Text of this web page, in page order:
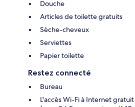
Douche
Articles de toilette gratuits
Sèche-cheveux
Serviettes
Papier toilette
Restez connecté
Bureau
L'accès Wi-Fi à Internet